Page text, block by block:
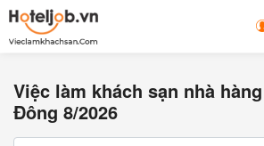
Việc làm khách sạn nhà
Đông 8/2026